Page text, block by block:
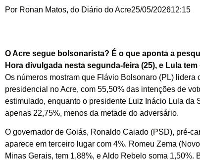
Por Ronan Matos, do Diário do Acre25/05/202612:15
O Acre segue bolsonarista? É o que aponta a
Hora divulgada nesta segunda-feira (25), e Lula
Os números mostram que Flávio Bolsonaro (PL) lidera
presidencial no Acre, com 55,50% das intenções de
estimulado, enquanto o presidente Luiz Inácio Lula da
apenas 22,75%, menos da metade do adversário.
O governador de Goiás, Ronaldo Caiado (PSD), pré-
aparece em terceiro lugar com 4%. Romeu Zema
Minas Gerais, tem 1,88%, e Aldo Rebelo soma 1,50%.